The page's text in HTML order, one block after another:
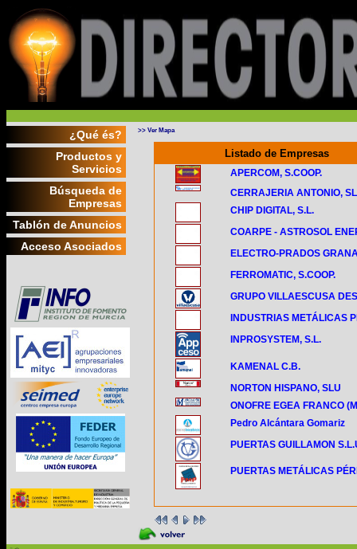
¿Qué és?
Productos y
Servicios
Búsqueda de
Empresas
Tablón de Anuncios
Acceso Asociados
>> Ver Mapa
Listado de Empresas
APERCOM, S.COOP.
CERRAJERIA ANTONIO, SL
CHIP DIGITAL, S.L.
COARPE - ASTROSOL
ELECTRO-PRADOS
FERROMATIC, S.COOP.
GRUPO VILLAESCUSA
INDUSTRIAS METÁLICAS
INPROSYSTEM, S.L.
KAMENAL C.B.
NORTON HISPANO, SLU
ONOFRE EGEA FRANCO
Pedro Alcántara Gomariz
PUERTAS GUILLAMON
PUERTAS METÁLICAS